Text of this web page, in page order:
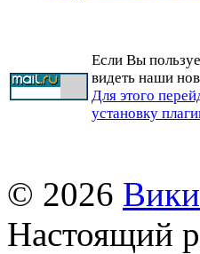
Если Вы
видеть наши
Для этого
установку
© 2026
Настоящий